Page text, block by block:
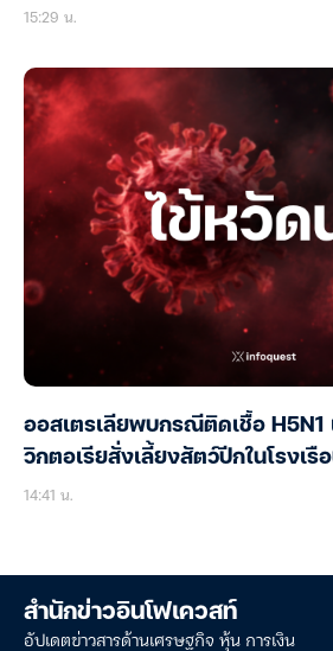
15:29 น.
ออสเตรเลียพบกรณีติดเชื้อ H5N1
วิกตอเรียสั่งเลี้ยงสัตว์ปีกในโรงเรื
14:41 น.
สำนักข่าวอินโฟเควสท์
อัปเดตข่าวสารด้านเศรษฐกิจ หุ้น การเงิน